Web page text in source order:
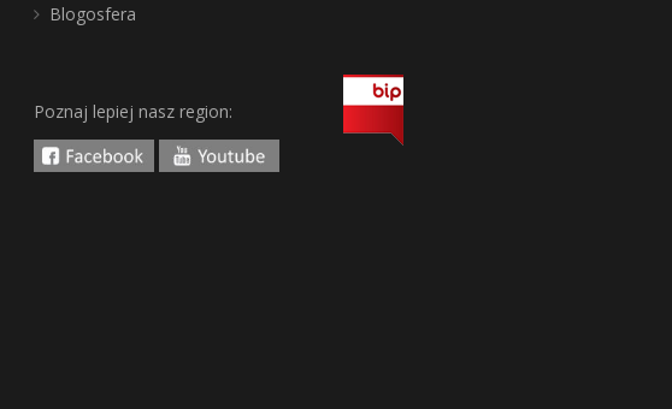
Blogosfera
Poznaj lepiej nasz region: